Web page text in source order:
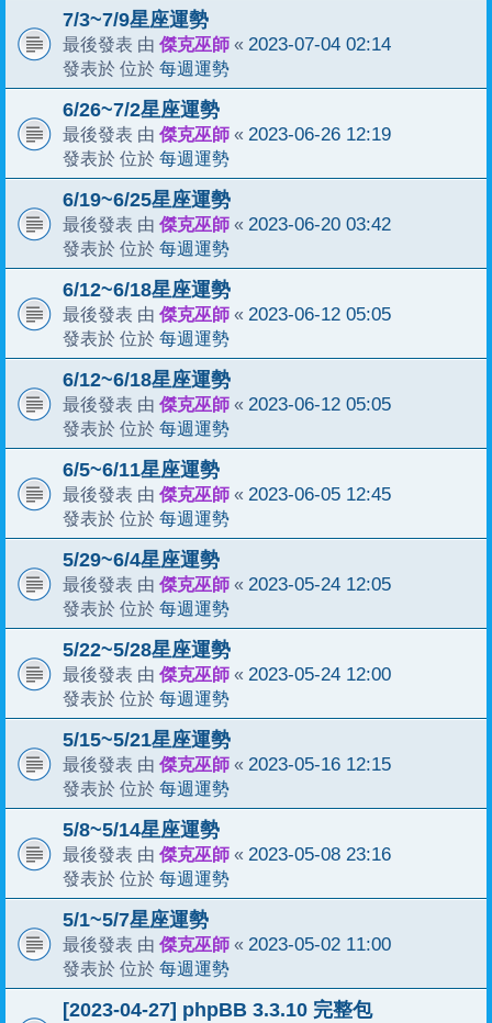
7/3~7/9星座運勢
最後發表 由 傑克巫師 « 2023-07-04 02:14
發表於 位於 每週運勢
6/26~7/2星座運勢
最後發表 由 傑克巫師 « 2023-06-26 12:19
發表於 位於 每週運勢
6/19~6/25星座運勢
最後發表 由 傑克巫師 « 2023-06-20 03:42
發表於 位於 每週運勢
6/12~6/18星座運勢
最後發表 由 傑克巫師 « 2023-06-12 05:05
發表於 位於 每週運勢
6/12~6/18星座運勢
最後發表 由 傑克巫師 « 2023-06-12 05:05
發表於 位於 每週運勢
6/5~6/11星座運勢
最後發表 由 傑克巫師 « 2023-06-05 12:45
發表於 位於 每週運勢
5/29~6/4星座運勢
最後發表 由 傑克巫師 « 2023-05-24 12:05
發表於 位於 每週運勢
5/22~5/28星座運勢
最後發表 由 傑克巫師 « 2023-05-24 12:00
發表於 位於 每週運勢
5/15~5/21星座運勢
最後發表 由 傑克巫師 « 2023-05-16 12:15
發表於 位於 每週運勢
5/8~5/14星座運勢
最後發表 由 傑克巫師 « 2023-05-08 23:16
發表於 位於 每週運勢
5/1~5/7星座運勢
最後發表 由 傑克巫師 « 2023-05-02 11:00
發表於 位於 每週運勢
[2023-04-27] phpBB 3.3.10 完整包